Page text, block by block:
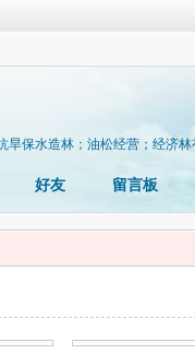
保水造林；油松经营；经济
好友 留言板